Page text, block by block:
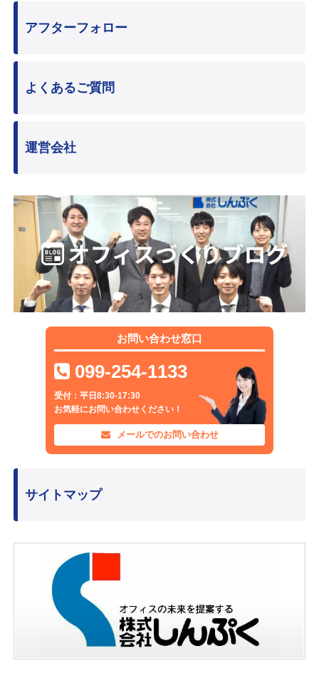
アフターフォロー
よくあるご質問
運営会社
お問い合わせ窓口
099-254-1133
受付：平日8:30-17:30
お気軽にお問い合わせください！
メールでのお問い合わせ
サイトマップ